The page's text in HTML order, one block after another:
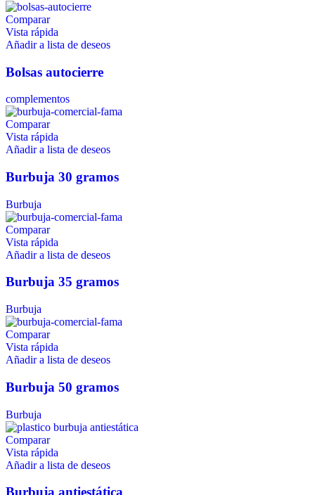
Comparar
Vista rápida
Añadir a lista de deseos
Bolsas autocierre
complementos
Comparar
Vista rápida
Añadir a lista de deseos
Burbuja 30 gramos
Burbuja
Comparar
Vista rápida
Añadir a lista de deseos
Burbuja 35 gramos
Burbuja
Comparar
Vista rápida
Añadir a lista de deseos
Burbuja 50 gramos
Burbuja
Comparar
Vista rápida
Añadir a lista de deseos
Burbuja antiestática